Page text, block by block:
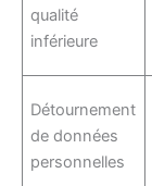
qualité
inférieure
Détournement
de données
personnelles